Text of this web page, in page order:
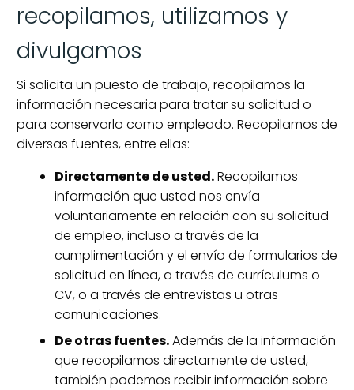
recopilamos, utilizamos y
divulgamos
Si solicita un puesto de trabajo, recopilamos la
información necesaria para tratar su solicitud o
para conservarlo como empleado. Recopilamos de
diversas fuentes, entre ellas:
Directamente de usted.Recopilamos
información que usted nos envía
voluntariamente en relación con su solicitud
de empleo, incluso a través de la
cumplimentación y el envío de formularios de
solicitud en línea, a través de currículums o
CV, o a través de entrevistas u otras
comunicaciones.
De otrasfuentes.Además de la información
que recopilamos directamente de usted,
también podemos recibir información sobre